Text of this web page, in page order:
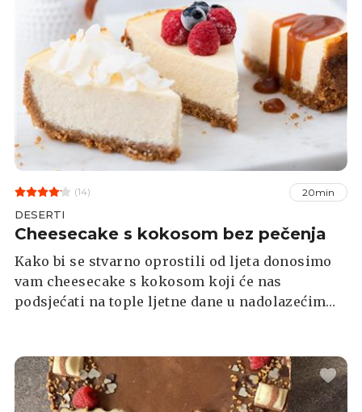
(14) 20min
DESERTI
Cheesecake s kokosom bez pečenja
Kako bi se stvarno oprostili od ljeta donosimo
vam cheesecake s kokosom koji će nas
podsjećati na tople ljetne dane u nadolazećim
jednostavna i kremasta torta odličnog okusa.